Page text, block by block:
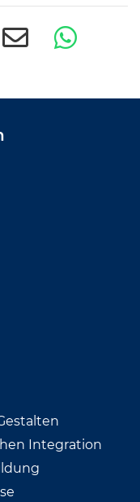
Integration